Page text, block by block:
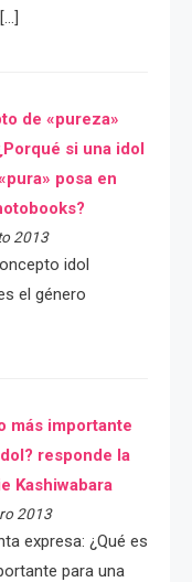
de «pureza»
si una idol
posa en
2013
idol
el género
más importante
responde la
Kashiwabara
2013
expresa: ¿Qué es
para una